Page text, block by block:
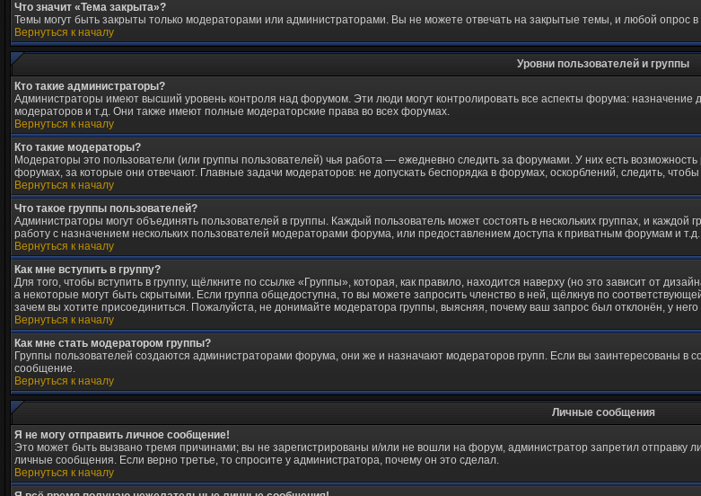
Что значит «Тема закрыта»?
Темы могут быть закрыты только модераторами или администраторами. Вы не можете отвечать на закрытые темы, и любой опрос
Вернуться к началу
Уровни пользователей и группы
Кто такие администраторы?
Администраторы имеют высший уровень контроля над форумом. Эти люди могут контролировать все аспекты форума: назначение
модераторов и т.д. Они также имеют полные модераторские права во всех форумах.
Вернуться к началу
Кто такие модераторы?
Модераторы это пользователи (или группы пользователей) чья работа — ежедневно следить за форумами. У них есть
форумах, за которые они отвечают. Главные задачи модераторов: не допускать беспорядка в форумах, оскорблений, следить,
Вернуться к началу
Что такое группы пользователей?
Администраторы могут объединять пользователей в группы. Каждый пользователь может состоять в нескольких группах, и
работу с назначением нескольких пользователей модераторами форума, или предоставлением доступа к приватным форумам и т.д.
Вернуться к началу
Как мне вступить в группу?
Для того, чтобы вступить в группу, щёлкните по ссылке «Группы», которая, как правило, находится наверху (но это зависит от
а некоторые могут быть скрытыми. Если группа общедоступна, то вы можете запросить членство в ней, щёлкнув по
зачем вы хотите присоединиться. Пожалуйста, не донимайте модератора группы, выясняя, почему ваш запрос был отклонён, у
Вернуться к началу
Как мне стать модератором группы?
Группы пользователей создаются администраторами форума, они же и назначают модераторов групп. Если вы заинтересованы в
сообщение.
Вернуться к началу
Личные сообщения
Я не могу отправить личное сообщение!
Это может быть вызвано тремя причинами; вы не зарегистрированы и/или не вошли на форум, администратор запретил
личные сообщения. Если верно третье, то спросите у администратора, почему он это сделал.
Вернуться к началу